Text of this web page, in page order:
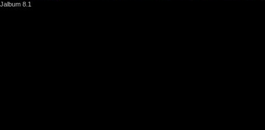
Jalbum 8.1